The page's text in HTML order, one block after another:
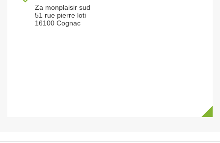
Za monplaisir sud
51 rue pierre loti
16100 Cognac